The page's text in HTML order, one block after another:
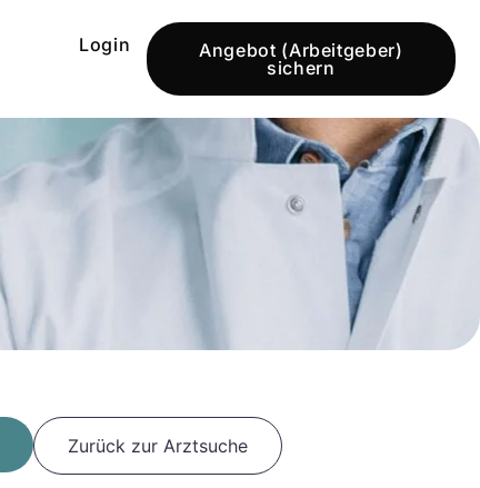
Login
Angebot (Arbeitgeber)
sichern
Zurück zur Arztsuche